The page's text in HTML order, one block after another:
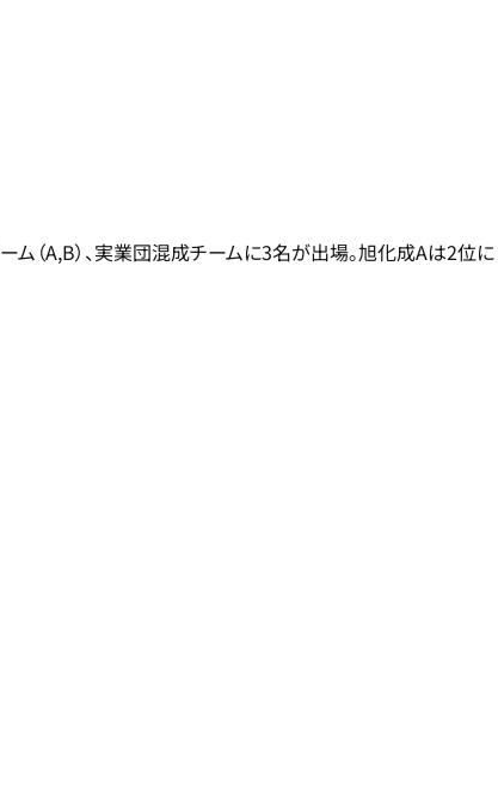
（A,B）、実業団混成チームに3名が出場。旭化成Aは2位に